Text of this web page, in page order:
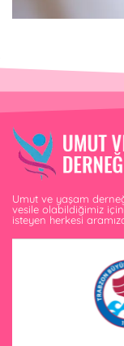
Umut ve yaşam
vesile olabildiğimiz
isteyen herkesi